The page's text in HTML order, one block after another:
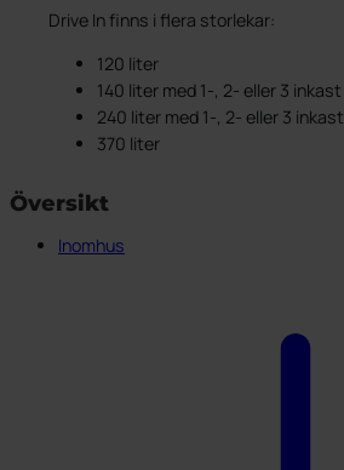
Från avfall till resurs
Återvinning av kärl
Drive In finns i flera storlekar:
120 liter
140 liter med 1-, 2- eller 3 inkast
240 liter med 1-, 2- eller 3 inkast
370 liter
Översikt
Inomhus